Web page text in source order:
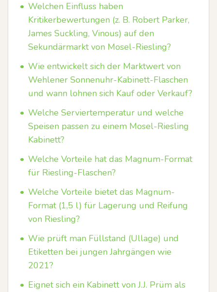
• Welchen Einfluss haben
Kritikerbewertungen (z. B. Robert Parker,
James Suckling, Vinous) auf den
Sekundärmarkt von Mosel-Riesling?
• Wie entwickelt sich der Marktwert von
Wehlener Sonnenuhr-Kabinett-Flaschen
und wann lohnen sich Kauf oder Verkauf?
• Welche Serviertemperatur und welche
Speisen passen zu einem Mosel-Riesling
Kabinett?
• Welche Vorteile hat das Magnum-Format
für Riesling-Flaschen?
• Welche Vorteile bietet das Magnum-
Format (1,5 l) für Lagerung und Reifung
von Riesling?
• Wie prüft man Füllstand (Ullage) und
Etiketten bei jungen Jahrgängen wie
2021?
• Eignet sich ein Kabinett von J.J. Prüm als